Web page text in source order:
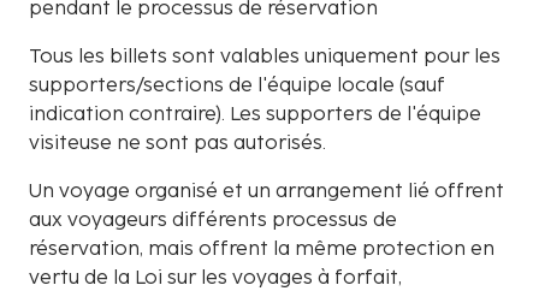
pendant le processus de réservation
Tous les billets sont valables uniquement pour les
supporters/sections de l'équipe locale (sauf
indication contraire). Les supporters de l'équipe
visiteuse ne sont pas autorisés.
Un voyage organisé et un arrangement lié offrent
aux voyageurs différents processus de
réservation, mais offrent la même protection en
vertu de la Loi sur les voyages à forfait,